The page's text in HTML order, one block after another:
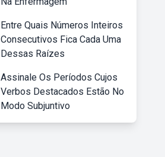
Entre Quais Números Inteiros
Consecutivos Fica Cada Uma
Dessas Raízes
Assinale Os Períodos Cujos
Verbos Destacados Estão No
Modo Subjuntivo